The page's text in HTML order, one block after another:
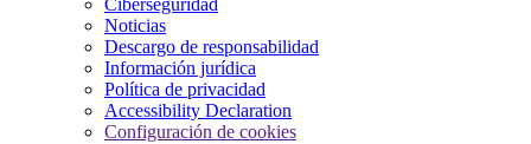
Ciberseguridad
Noticias
Descargo de responsabilidad
Información jurídica
Política de privacidad
Accessibility Declaration
Configuración de cookies